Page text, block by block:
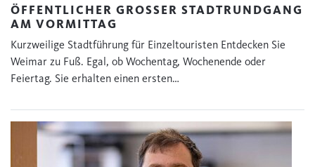
ÖFFENTLICHER GROSSER STADTRUNDGANG A
M VORMITTAG
Kurzweilige Stadtführung für Einzeltouristen Entdecken Sie
Weimar zu Fuß. Egal, ob Wochentag, Wochenende oder
Feiertag. Sie erhalten einen ersten…